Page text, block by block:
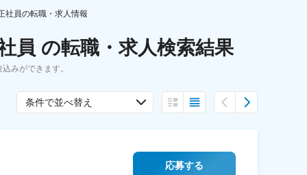
転職イベント・転職セミナー
転職フェア
社員の転職・求人情報
員 の転職・求人検索結果
みができます。
条件で並べ替え
応募する